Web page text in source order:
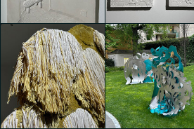
Schmalzbauer
Schmalzbauer
Matteo Cibic presenta
LAKAPOLIESIS @
Fondazione Luigi Rovati
Isabella Erika
Schmalzbauer
Matteo Cibic presenta
LAKAPOLIESIS @
Fondazione Luigi Rovati
Isabella Erika
Schmalzbauer